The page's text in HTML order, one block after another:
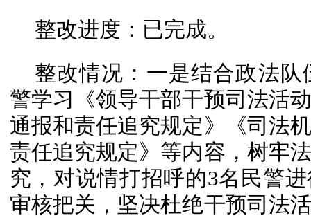
整改进度：已完成。
整改情况：一是结合政法
警学习《领导干部干预司法活
通报和责任追究规定》《司法
责任追究规定》等内容，树牢
究，对说情打招呼的3名民警
审核把关，坚决杜绝干预司法